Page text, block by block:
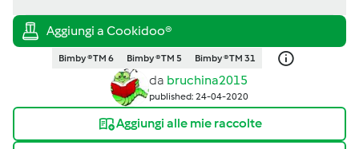
Bimby ® TM 6 Bimby ® TM 5 Bimby ® TM 31
da bruchina2015
published: 24-04-2020
Aggiungi alle mie raccolte